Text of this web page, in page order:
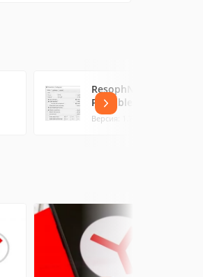
ResophNotes
Portable
Версия: 1.7.0 (7.96 МБ)